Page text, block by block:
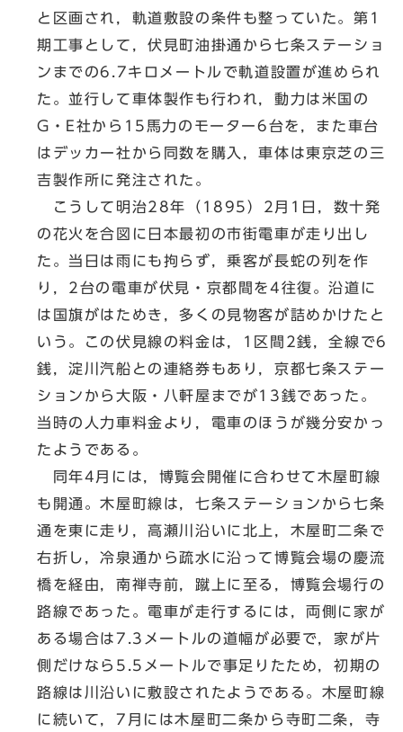
と区画され，軌道敷設の条件も整っていた。第1
期工事として，伏見町油掛通から七条ステーショ
ンまでの6.7キロメートルで軌道設置が進められ
た。並行して車体製作も行われ，動力は米国の
G・E社から15馬力のモーター6台を，また車台
はデッカー社から同数を購入，車体は東京芝の三
吉製作所に発注された。
こうして明治28年（1895）2月1日，数十発
の花火を合図に日本最初の市街電車が走り出し
た。当日は雨にも拘らず，乗客が長蛇の列を作
り，2台の電車が伏見・京都間を4往復。沿道に
は国旗がはためき，多くの見物客が詰めかけたと
いう。この伏見線の料金は，1区間2銭，全線で6
銭，淀川汽船との連絡券もあり，京都七条ステー
ションから大阪・八軒屋までが13銭であった。
当時の人力車料金より，電車のほうが幾分安かっ
たようである。
同年4月には，博覧会開催に合わせて木屋町線
も開通。木屋町線は，七条ステーションから七条
通を東に走り，高瀬川沿いに北上，木屋町二条で
右折し，冷泉通から疏水に沿って博覧会場の慶流
橋を経由，南禅寺前，蹴上に至る，博覧会場行の
路線であった。電車が走行するには，両側に家が
ある場合は7.3メートルの道幅が必要で，家が片
側だけなら5.5メートルで事足りたため，初期の
路線は川沿いに敷設されたようである。木屋町線
に続いて，7月には木屋町二条から寺町二条，寺